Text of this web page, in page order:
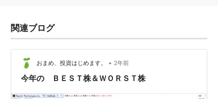
Jリーグ、ジェフ千葉のマスコットの秋田犬で弟の方。
背番号は9。
兄はジェフィ。
関連ブログ
おまめ、投資はじめます。 • 2年前
今年の ＢＥＳＴ株＆ＷＯＲＳＴ株